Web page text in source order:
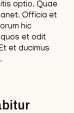
optio. Quae
Officia et
hic
et odit
et ducimus